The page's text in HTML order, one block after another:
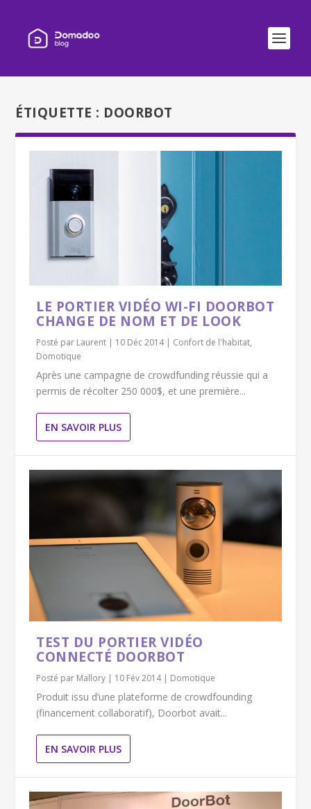
ÉTIQUETTE : DOORBOT
LE PORTIER VIDÉO WI-FI DOORBOT
CHANGE DE NOM ET DE LOOK
Posté par Laurent | 10 Déc 2014| Confort de l'habitat,
Domotique
Après une campagne de crowdfunding réussie qui a
permis de récolter 250 000$, et une première...
EN SAVOIR PLUS
TEST DU PORTIER VIDÉO
CONNECTÉ DOORBOT
Posté par Mallory | 10 Fév 2014| Domotique
Produit issu d’une plateforme de crowdfounding
(financement collaboratif), Doorbot avait...
EN SAVOIR PLUS